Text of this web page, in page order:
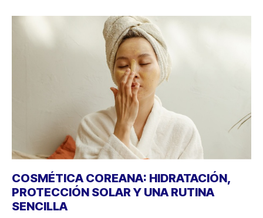
COSMÉTICA COREANA: HIDRATACIÓN,
PROTECCIÓN SOLAR Y UNA RUTINA
SENCILLA